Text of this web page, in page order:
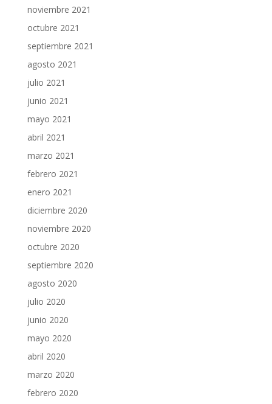
noviembre 2021
octubre 2021
septiembre 2021
agosto 2021
julio 2021
junio 2021
mayo 2021
abril 2021
marzo 2021
febrero 2021
enero 2021
diciembre 2020
noviembre 2020
octubre 2020
septiembre 2020
agosto 2020
julio 2020
junio 2020
mayo 2020
abril 2020
marzo 2020
febrero 2020